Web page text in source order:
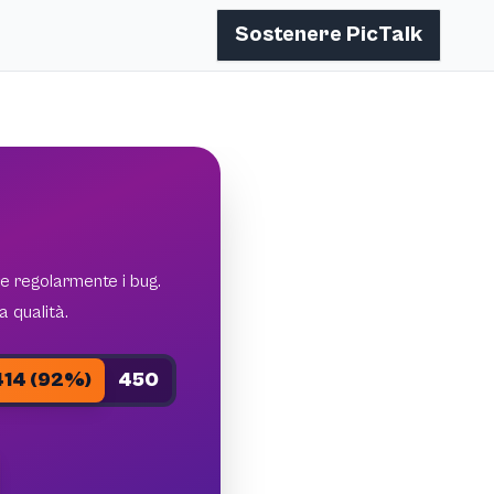
Sostenere PicTalk
regolarmente i bug.
qualità.
(92%) 450